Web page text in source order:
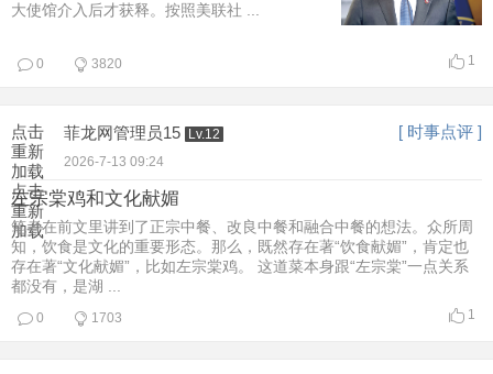
大使馆介入后才获释。按照美联社 ...
1
0 3820
点击
重新
加载
点击
重新
加载
菲龙网管理员15 Lv.12 [ 时事点评 ]
2026-7-13 09:24
左宗棠鸡和文化献媚
笔者在前文里讲到了正宗中餐、改良中餐和融合中餐的想法。众所周
知，饮食是文化的重要形态。那么，既然存在著“饮食献媚”，肯定也
存在著“文化献媚”，比如左宗棠鸡。 这道菜本身跟“左宗棠”一点关系
都没有，是湖 ...
1
0 1703